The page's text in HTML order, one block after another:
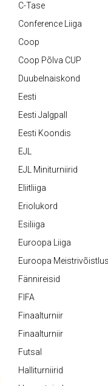
C-Tase
Conference Liiga
Coop
Coop Põlva CUP
Duubelnaiskond
Eesti
Eesti Jalgpall
Eesti Koondis
EJL
EJL Miniturniirid
Eliitliiga
Eriolukord
Esiliiga
Euroopa Liiga
Euroopa
Fännireisid
FIFA
Finaalturniir
Finaalturniir
Futsal
Halliturniirid